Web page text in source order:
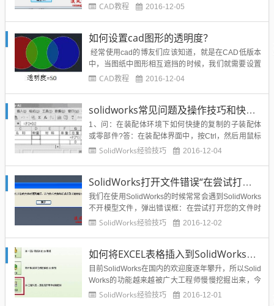
CAD2008（我同事电脑是WIN7 32位操作系统），在
CAD教程 2016-12-05
如何设置cad图形的透明度？
经常使用cad的博友们应该知道，就是在CAD低版本
中，当图纸中图形相互遮挡的时候，我们就需要设置
图形的顺序，让一些文字、标注及必须显示的图形前
的透明度，前后的图形都可以同时显示，如下图所
示：透明...
CAD教程 2016-12-04
solidworks常见问题及操作技巧和快捷键整理
1、问：在装配体环境下如何快捷的复制的子装配体
或零部件?答：在装配体界面中，按Ctrl，然后用鼠标
拖曳想复制的子装配体或零部件。2、问：如何转化P
件，然后用solidsorks即...
SolidWorks经验技巧 2016-12-04
SolidWorks打开文件错误“在尝试打开您的文件时遇到错误，请与技术支持部联系获取可能的解决办法“？
我们在使用SolidWorks的时候常常会遇到SolidWorks
不开模型文件，弹出错误框：在尝试打开您的文件时
遇到错误，请与技术支持部联系获取可能的解决办
可能的解决办法这个错误的弹出框呢？下面来分析一
下出现...
SolidWorks经验技巧 2016-12-02
如何将EXCEL表格插入到SolidWorks工程图中？
目前SolidWorks在国内的欢迎度逐年攀升，所以Solid
Works的功能越来越被广大工程师慢慢挖掘出来，今
天给博友们分享SolidWorks教程技巧里面的将excel
SolidWorks经验技巧 2016-12-01